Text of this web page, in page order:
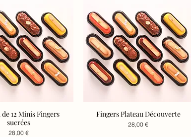
rapide
12 Minis Fingers
sucrées
Prix
28,00 €
Aperçu rapide
Fingers Plateau Découverte
Prix
28,00 €